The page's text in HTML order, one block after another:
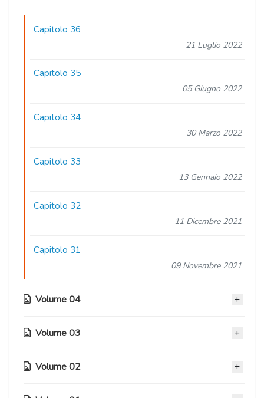
Capitolo 36
21 Luglio 2022
Capitolo 35
05 Giugno 2022
Capitolo 34
30 Marzo 2022
Capitolo 33
13 Gennaio 2022
Capitolo 32
11 Dicembre 2021
Capitolo 31
09 Novembre 2021
Volume 04
Capitolo 30
Volume 03
Capitolo 23
Volume 02